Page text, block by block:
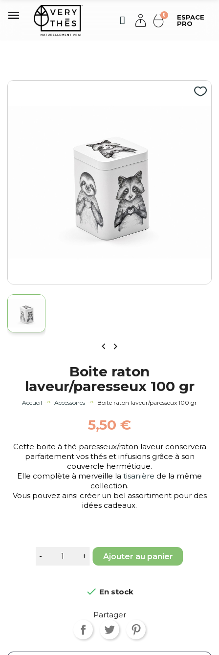
ESPACE
PRO
 
Boite raton
laveur/paresseux 100 gr
Accueil Accessoires Boite raton laveur/paresseux 100 gr
5,50 €
Cette boite à thé paresseux/raton laveur conservera
parfaitement vos thés et infusions grâce à son
couvercle hermétique.
Elle complète à merveille la tisanière de la même
collection.
Vous pouvez ainsi créer un bel assortiment pour des
idées cadeaux.
Ajouter au panier
 En stock
Partager